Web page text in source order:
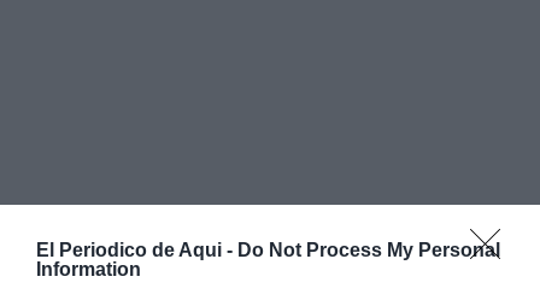
El Periodico de Aqui - Do Not Process My Personal
Information